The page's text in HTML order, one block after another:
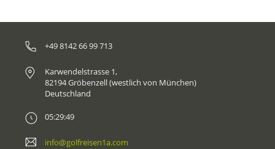
+49 8142 66 99 713
Karwendelstrasse 1,
82194 Gröbenzell (westlich von München)
Deutschland
05:29:49
info@golfreisen1a.com